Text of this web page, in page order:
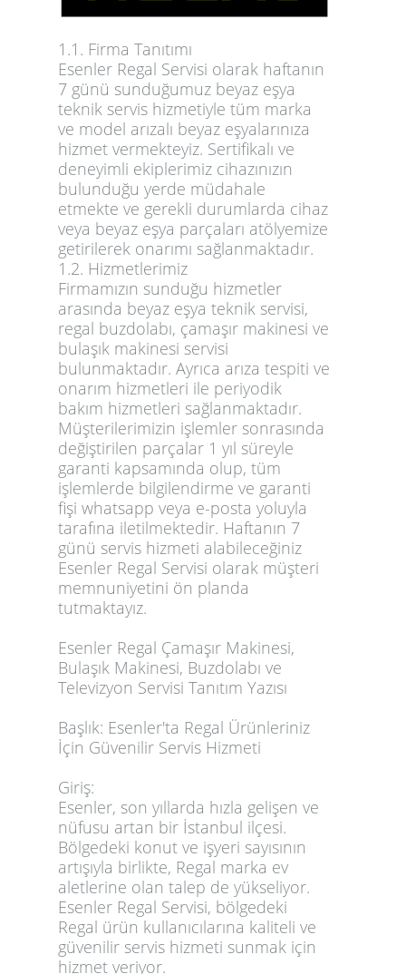
1.1. Firma Tanıtımı
Esenler Regal Servisi olarak haftanın
7 günü sunduğumuz beyaz eşya
teknik servis hizmetiyle tüm marka
ve model arızalı beyaz eşyalarınıza
hizmet vermekteyiz. Sertifikalı ve
deneyimli ekiplerimiz cihazınızın
bulunduğu yerde müdahale
etmekte ve gerekli durumlarda cihaz
veya beyaz eşya parçaları atölyemize
getirilerek onarımı sağlanmaktadır.
1.2. Hizmetlerimiz
Firmamızın sunduğu hizmetler
arasında beyaz eşya teknik servisi,
regal buzdolabı, çamaşır makinesi ve
bulaşık makinesi servisi
bulunmaktadır. Ayrıca arıza tespiti ve
onarım hizmetleri ile periyodik
bakım hizmetleri sağlanmaktadır.
Müşterilerimizin işlemler sonrasında
değiştirilen parçalar 1 yıl süreyle
garanti kapsamında olup, tüm
işlemlerde bilgilendirme ve garanti
fişi whatsapp veya e-posta yoluyla
tarafına iletilmektedir. Haftanın 7
günü servis hizmeti alabileceğiniz
Esenler Regal Servisi olarak müşteri
memnuniyetini ön planda
tutmaktayız.
Esenler Regal Çamaşır Makinesi,
Bulaşık Makinesi, Buzdolabı ve
Televizyon Servisi Tanıtım Yazısı
Başlık: Esenler'ta Regal Ürünleriniz
İçin Güvenilir Servis Hizmeti
Giriş:
Esenler, son yıllarda hızla gelişen ve
nüfusu artan bir İstanbul ilçesi.
Bölgedeki konut ve işyeri sayısının
artışıyla birlikte, Regal marka ev
aletlerine olan talep de yükseliyor.
Esenler Regal Servisi, bölgedeki
Regal ürün kullanıcılarına kaliteli ve
güvenilir servis hizmeti sunmak için
hizmet veriyor.